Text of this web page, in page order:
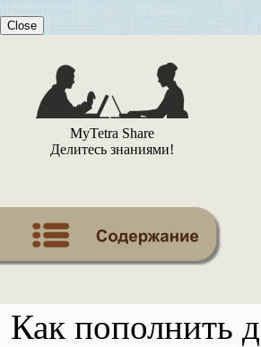
Close
MyTetra Share
Делитесь знаниями!
Как пополнить